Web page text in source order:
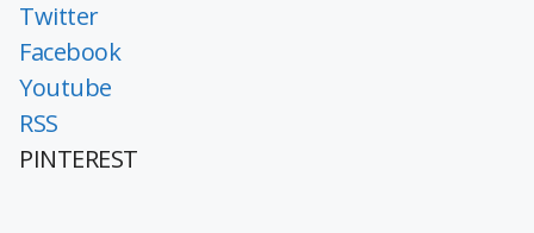
Twitter
Facebook
Youtube
RSS
PINTEREST